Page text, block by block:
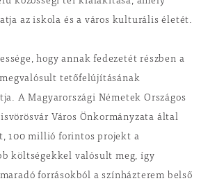
az iskola és a város kulturális életét.
hogy annak fedezetét részben a
tetőfelújításának
A Magyarországi Németek Országos
Város Önkormányzata által
100 millió forintos projekt a
költségekkel valósult meg, így
forrásokból a színházterem belső